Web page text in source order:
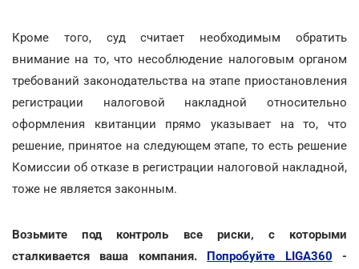
Кроме того, суд считает необходимым обратить
внимание на то, что несоблюдение налоговым органом
требований законодательства на этапе приостановления
регистрации налоговой накладной относительно
оформления квитанции прямо указывает на то, что
решение, принятое на следующем этапе, то есть решение
Комиссии об отказе в регистрации налоговой накладной,
тоже не является законным.
Возьмите под контроль все риски, с которыми
сталкивается ваша компания. Попробуйте LIGA360 -